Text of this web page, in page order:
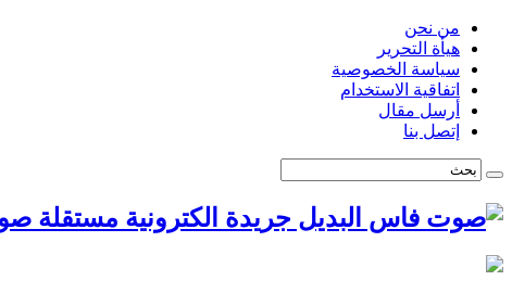
من نحن
هيأة التحرير
سياسة الخصوصية
اتفاقية الاستخدام
أرسل مقال
إتصل بنا